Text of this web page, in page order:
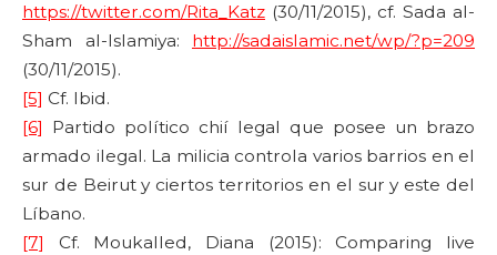
https://twitter.com/Rita_Katz (30/11/2015), cf. Sada al-
Sham al-Islamiya: http://sadaislamic.net/wp/?p=209
(30/11/2015).
[5] Cf. Ibid.
[6] Partido político chií legal que posee un brazo
armado ilegal. La milicia controla varios barrios en el
sur de Beirut y ciertos territorios en el sur y este del
Líbano.
[7]
Cf. Moukalled, Diana (2015): Comparing live